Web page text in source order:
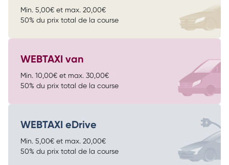
Min. 5,00€ et max. 20,00€
50% du prix total de la course
WEBTAXI van
Min. 10,00€ et max. 30,00€
50% du prix total de la course
WEBTAXI eDrive
Min. 5,00€ et max. 20,00€
50% du prix total de la course